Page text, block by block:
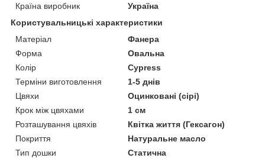
Країна виробник
Україна
Користувальницькі характеристики
Матеріал
Фанера
Форма
Овальна
Колір
Cypress
Терміни виготовлення
1-5 днів
Цвяхи
Оцинковані (сірі)
Крок між цвяхами
1 см
Розташування цвяхів
Квітка життя (Гексагон)
Покриття
Натуральне масло
Тип дошки
Статична